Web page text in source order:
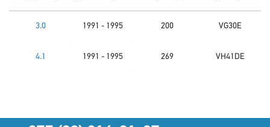
3.0 1991 - 1995 200 VG30E
4.1 1991 - 1995 269 VH41DE